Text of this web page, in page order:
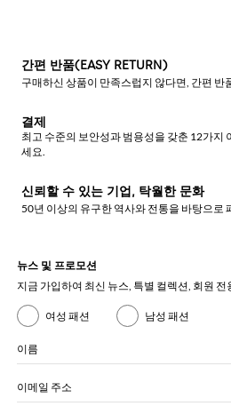
간편 반품(EASY RETURN)
구매하신 상품이 만족스럽지 않다면, 간편 반
결제
최고 수준의 보안성과 범용성을 갖춘 12가지
세요.
신뢰할 수 있는 기업, 탁월한 문화
50년 이상의 유구한 역사와 전통을 바탕으로
뉴스 및 프로모션
지금 가입하여 최신 뉴스, 특별 컬렉션, 회원
여성 패션 남성 패션
이름
이메일 주소